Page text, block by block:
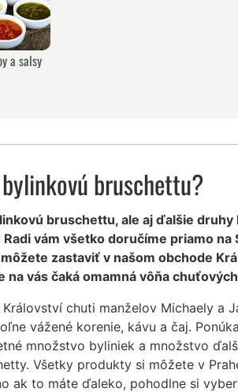
a salsy
bruschettu?
bruschettu, ale aj ďalšie druhy
vám všetko doručíme priamo na
zastaviť v našom obchode
na vás čaká omamná vôňa
chuti manželov Michaely a
vážené korenie, kávu a čaj.
množstvo byliniek a množstvo
Všetky produkty si môžete v
ak to máte ďaleko, pohodlne si